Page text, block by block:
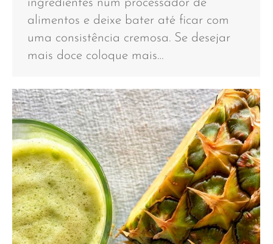
ingredientes num processador de
alimentos e deixe bater até ficar com
uma consistência cremosa. Se desejar
mais doce coloque mais…